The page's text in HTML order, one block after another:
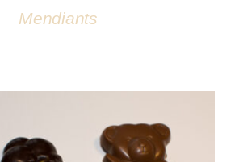
Mendiants